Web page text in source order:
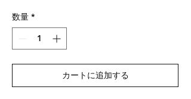
数量 *
カートに追加する